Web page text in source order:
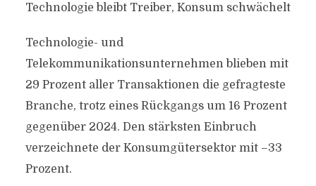
Technologie bleibt Treiber, Konsum schwächelt
Technologie- und
Telekommunikationsunternehmen blieben mit
29 Prozent aller Transaktionen die gefragteste
Branche, trotz eines Rückgangs um 16 Prozent
gegenüber 2024. Den stärksten Einbruch
verzeichnete der Konsumgütersektor mit –33
Prozent.